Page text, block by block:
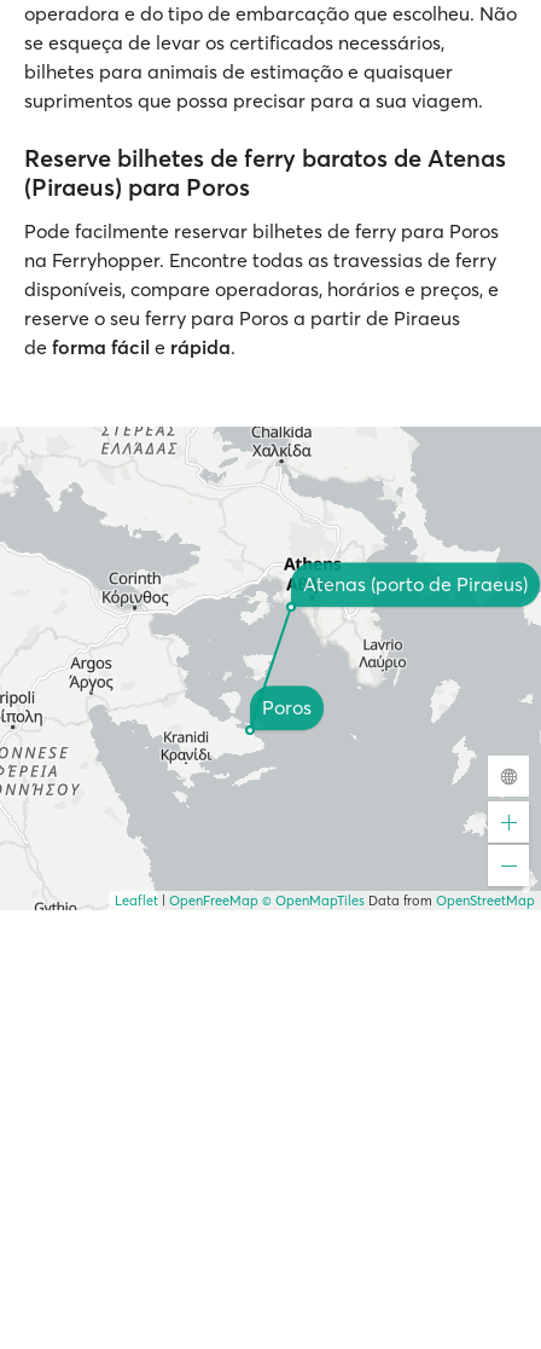
operadora e do tipo de embarcação que escolheu. Não
se esqueça de levar os certificados necessários,
bilhetes para animais de estimação e quaisquer
suprimentos que possa precisar para a sua viagem.
Reserve bilhetes de ferry baratos de Atenas
(Piraeus) para Poros
Pode facilmente reservar bilhetes de ferry para Poros
na Ferryhopper. Encontre todas as travessias de ferry
disponíveis, compare operadoras, horários e preços, e
reserve o seu ferry para Poros a partir de Piraeus
de forma fácil e rápida.
Atenas (porto de Piraeus)
Poros
Leaflet OpenFreeMap © OpenMapTiles Data from OpenStreetMap